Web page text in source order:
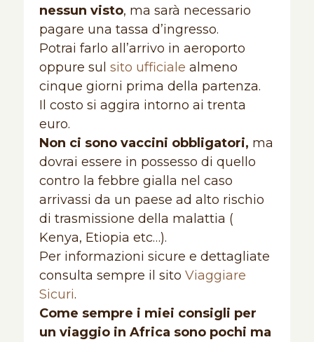
nessun visto, ma sarà necessario
pagare una tassa d’ingresso.
Potrai farlo all’arrivo in aeroporto
oppure sul sito ufficiale almeno
cinque giorni prima della partenza.
Il costo si aggira intorno ai trenta
euro.
Non ci sono vaccini obbligatori, ma
dovrai essere in possesso di quello
contro la febbre gialla nel caso
arrivassi da un paese ad alto rischio
di trasmissione della malattia (
Kenya, Etiopia etc…).
Per informazioni sicure e dettagliate
consulta sempre il sito Viaggiare
Sicuri.
Come sempre i miei consigli per
un viaggio in Africa sono pochi ma